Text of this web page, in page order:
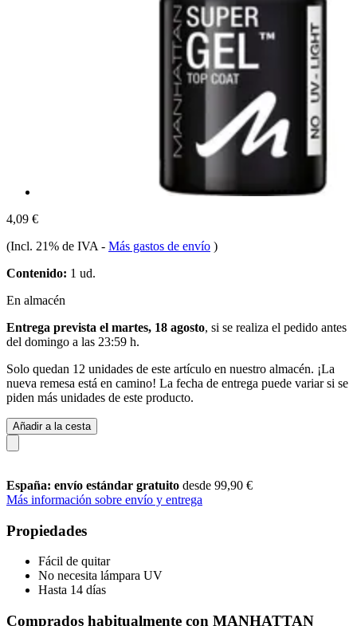
4,09 €
(Incl. 21% de IVA - Más gastos de envío )
Contenido: 1 ud.
En almacén
Entrega prevista el martes, 18 agosto, si se realiza el pedido antes
del domingo a las 23:59 h.
Solo quedan 12 unidades de este artículo en nuestro almacén. ¡La
nueva remesa está en camino! La fecha de entrega puede variar si se
piden más unidades de este producto.
Añadir a la cesta
España: envío estándar gratuito desde 99,90 €
Más información sobre envío y entrega
Propiedades
Fácil de quitar
No necesita lámpara UV
Hasta 14 días
Comprados habitualmente con MANHATTAN